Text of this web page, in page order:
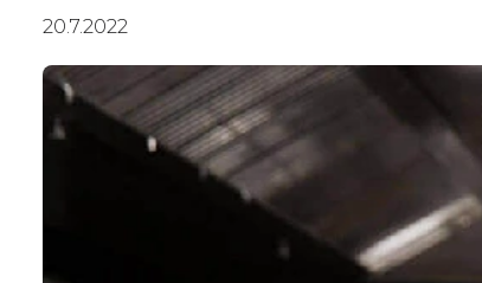
20.7.2022